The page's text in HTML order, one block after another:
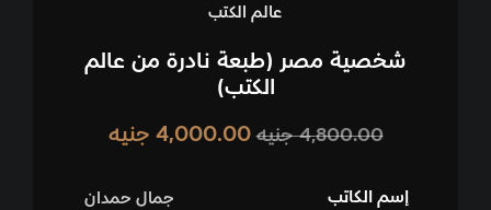
عالم الكتب
شخصية مصر (طبعة نادرة من عالم
الكتب)
4,800.00 جنيه 4,000.00 جنيه
إسم الكاتب جمال حمدان